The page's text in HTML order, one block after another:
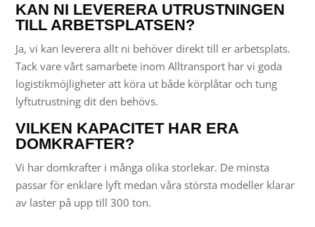
KAN NI LEVERERA UTRUSTNINGEN
TILL ARBETSPLATSEN?
Ja, vi kan leverera allt ni behöver direkt till er arbetsplats.
Tack vare vårt samarbete inom Alltransport har vi goda
logistikmöjligheter att köra ut både körplåtar och tung
lyftutrustning dit den behövs.
VILKEN KAPACITET HAR ERA
DOMKRAFTER?
Vi har domkrafter i många olika storlekar. De minsta
passar för enklare lyft medan våra största modeller klarar
av laster på upp till 300 ton.